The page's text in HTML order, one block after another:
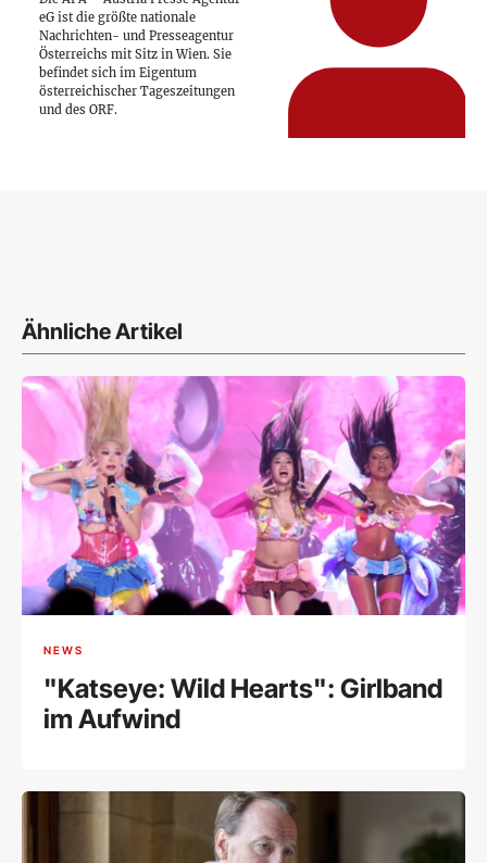
eG ist die größte nationale
Nachrichten- und Presseagentur
Österreichs mit Sitz in Wien. Sie
befindet sich im Eigentum
österreichischer Tageszeitungen
und des ORF.
Ähnliche Artikel
NEWS
"Katseye: Wild Hearts": Girlband
im Aufwind